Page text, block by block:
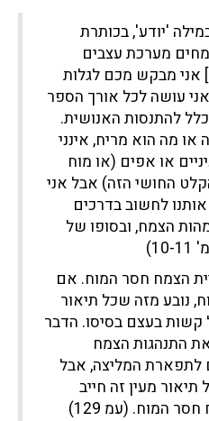
'יודע', בכותרת
מערכת עצבים
אני מבקש מכם לגלות
עושה לכל אורך הספר
להתנסות האנושית.
מה הוא מריח, אינני
או אפים (או מוח
החושי הזה) אבל אני
לחשוב בדרכים
הצמח, ובסופו של
הצמח חסר המוח. אם
נובע מזה שכל תיאור
קשות בעצם בסיסו. הדבר
התנהגות הצמח
לתפארת המליצה, אבל
תיאור מעין זה חייב
המוח. (עמ 129)